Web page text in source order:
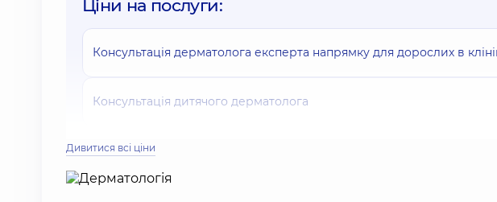
Ціни на послуги:
Консультація дерматолога експерта напрямку для дорослих в
Консультація дитячого дерматолога
Консультація лікаря онколога (дерматолога) для дорослих в клініці
Дивитися всі ціни